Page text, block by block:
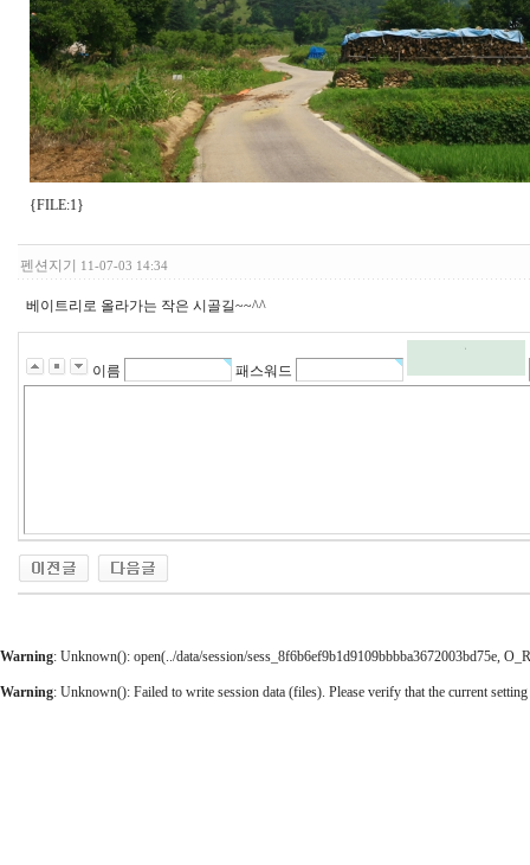
{FILE:1}
펜션지기 11-07-03 14:34
베이트리로 올라가는 작은 시골길~~^^
이름 패스워드
Warning: Unknown(): open(../data/session/sess_8f6b6ef9b1d9109bbbba3672003bd75e,
Warning: Unknown(): Failed to write session data (files). Please verify that the current